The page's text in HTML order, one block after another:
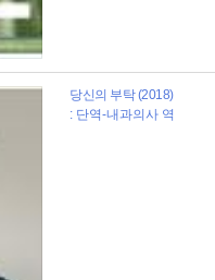
당신의 부탁 (2018)
: 단역-내과의사 역